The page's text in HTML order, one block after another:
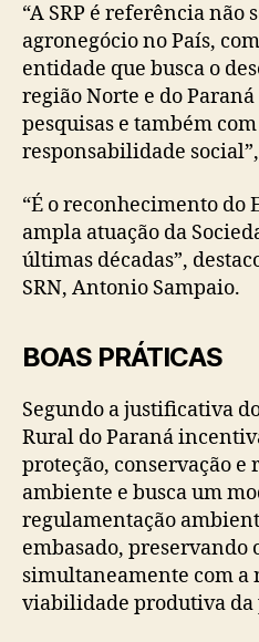
“A SRP é referência não
agronegócio no País,
entidade que busca o
região Norte e do
pesquisas e também com
responsabilidade
“É o reconhecimento do
ampla atuação da
últimas décadas”,
SRN, Antonio Sampaio.
BOAS PRÁTICAS
Segundo a justificativa
Rural do Paraná
proteção, conservação e
ambiente e busca um
regulamentação
embasado, preservando
simultaneamente com a
viabilidade produtiva da